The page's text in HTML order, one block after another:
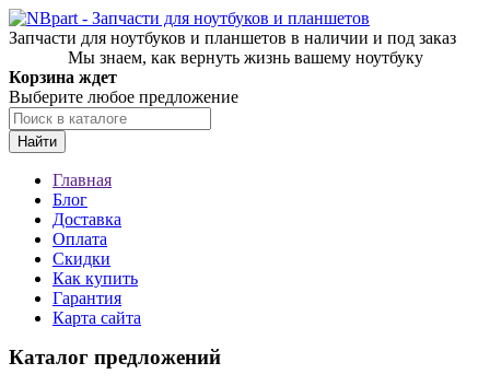
Запчасти для ноутбуков и планшетов в наличии и под заказ
Мы знаем, как вернуть жизнь вашему ноутбуку
Корзина ждет
Выберите любое предложение
Найти
Главная
Блог
Доставка
Оплата
Скидки
Как купить
Гарантия
Карта сайта
Каталог предложений